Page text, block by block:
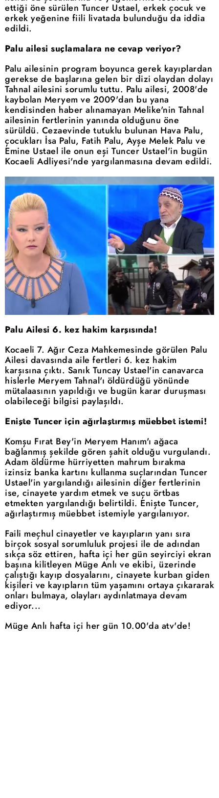
ettiği öne sürülen Tuncer Ustael, erkek çocuk ve
erkek yeğenine fiili livatada bulunduğu da iddia
edildi.
Palu ailesi suçlamalara ne cevap veriyor?
Palu ailesinin program boyunca gerek kayıplardan
gerekse de başlarına gelen bir dizi olaydan dolayı
Tahnal ailesini sorumlu tuttu. Palu ailesi, 2008'de
kaybolan Meryem ve 2009'dan bu yana
kendisinden haber alınamayan Melike'nin Tahnal
ailesinin fertlerinin yanında olduğunu öne
sürüldü. Cezaevinde tutuklu bulunan Hava Palu,
çocukları İsa Palu, Fatih Palu, Ayşe Melek Palu ve
Emine Ustael ile onun eşi Tuncer Ustael'in bugün
Kocaeli Adliyesi'nde yargılanmasına devam edildi.
Palu Ailesi 6. kez hakim karşısında!
Kocaeli 7. Ağır Ceza Mahkemesinde görülen Palu
Ailesi davasında aile fertleri 6. kez hakim
karşısına çıktı. Sanık Tuncay Ustael'in canavarca
hislerle Meryem Tahnal'ı öldürdüğü yönünde
mütalaasının yapıldığı ve bugün karar duruşması
olabileceği bilgisi paylaşıldı.
Enişte Tuncer için ağırlaştırmış müebbet istemi!
Komşu Fırat Bey'in Meryem Hanım'ı ağaca
bağlanmış şekilde gören şahit olduğu vurgulandı.
Adam öldürme hürriyetten mahrum bırakma
izinsiz banka kartını kullanma suçlarından Tuncer
Ustael'in yargılandığı ailesinin diğer fertlerinin
ise, cinayete yardım etmek ve suçu örtbas
etmekten yargılandığı belirtildi. Enişte Tuncer,
ağırlaştırmış müebbet istemiyle yargılanıyor.
Faili meçhul cinayetler ve kayıpların yanı sıra
birçok sosyal sorumluluk projesi ile de adından
sıkça söz ettiren, hafta içi her gün seyirciyi ekran
başına kilitleyen Müge Anlı ve ekibi, üzerinde
çalıştığı kayıp dosyalarını, cinayete kurban giden
kişileri ve kayıpların tüm yaşamını ortaya çıkararak
onları bulmaya, olayları aydınlatmaya devam
ediyor...
Müge Anlı hafta içi her gün 10.00'da atv'de!